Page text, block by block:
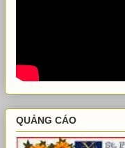
QUẢNG CÁO